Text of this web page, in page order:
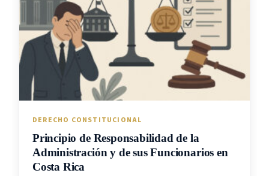
DERECHO CONSTITUCIONAL
Principio de Responsabilidad de la
Administración y de sus Funcionarios en
Costa Rica